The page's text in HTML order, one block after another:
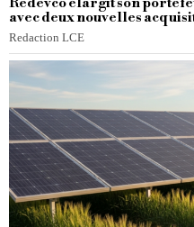
avec deux nouvelles
Redaction LCE